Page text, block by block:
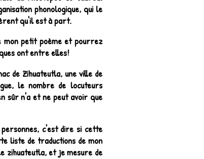
phonologique, qui le
qu'il est à part.
mon petit poème et pourrez
ont entre elles!
de Zihuateutla, une ville de
le nombre de locuteurs
sûr n'a et ne peut avoir que
c'est dire si cette
liste de traductions de mon
zihuateutla, et je mesure de